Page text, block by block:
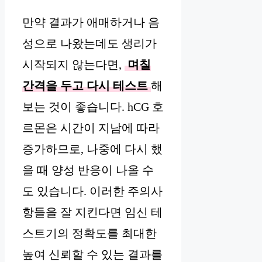
만약 결과가 애매하거나 음
성으로 나왔는데도 생리가
시작되지 않는다면, 며칠
간격을 두고 다시 테스트 해
보는 것이 좋습니다. hCG 호
르몬은 시간이 지남에 따라
증가하므로, 나중에 다시 했
을 때 양성 반응이 나올 수
도 있습니다. 이러한 주의사
항들을 잘 지킨다면 임신 테
스트기의 정확도를 최대한
높여 신뢰할 수 있는 결과를